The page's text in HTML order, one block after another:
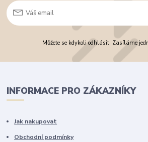
Můžete se kdykoli odhlásit. Zasíláme
INFORMACE PRO ZÁKAZNÍKY
Jak nakupovat
Obchodní podmínky